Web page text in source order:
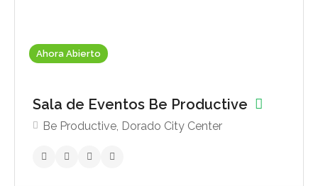
Ahora Abierto
Sala de Eventos Be Productive
Be Productive, Dorado City Center